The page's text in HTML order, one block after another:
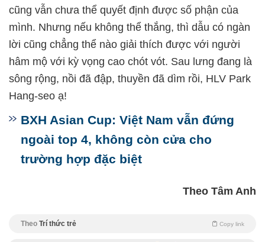
cũng vẫn chưa thể quyết định được số phận của
mình. Nhưng nếu không thể thắng, thì dẫu có ngàn
lời cũng chẳng thể nào giải thích được với người
hâm mộ với kỳ vọng cao chót vót. Sau lưng đang là
sông rộng, nồi đã đập, thuyền đã dìm rồi, HLV Park
Hang-seo ạ!
BXH Asian Cup: Việt Nam vẫn đứng
ngoài top 4, không còn cửa cho
trường hợp đặc biệt
Theo Tâm Anh
Theo Trí thức trẻ Copy link